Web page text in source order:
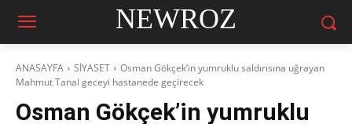
NEWROZ
ANASAYFA SİYASET
Osman Gökçek’in yumruklu saldırısına uğrayan
Mahmut Tanal geceyi hastanede geçirecek
Osman Gökçek’in yumruklu